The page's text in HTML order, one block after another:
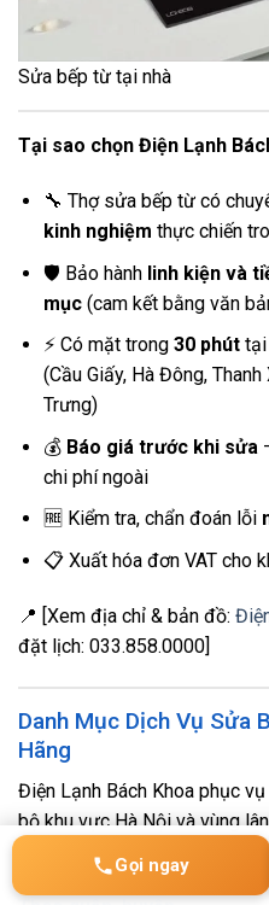
Sửa bếp từ tại nhà
Tại sao chọn Điện Lạnh
🔧 Thợ sửa bếp từ có
kinh nghiệm thực chiến
🛡️ Bảo hành linh kiện và
mục(cam kết bằng văn
⚡ Có mặt trong 30 phúttại
(Cầu Giấy, Hà Đông,
Trưng)
💰 Báo giá trước khi sửa
chi phí ngoài
🆓 Kiểm tra, chẩn đoán lỗi
📋 Xuất hóa đơn VAT cho
📍 [Xem địa chỉ & bản đồ:
đặt lịch: 033.858.0000]
Danh Mục Dịch Vụ Sửa
Hãng
Điện Lạnh Bách Khoa phục
bộ khu vực Hà Nội và vùng
đúng khu vực, khu đô thị
Gọi ngay